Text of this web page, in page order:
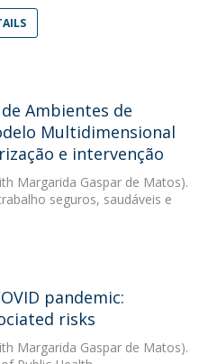
Ambientes de
Multidimensional
e intervenção
Margarida Gaspar de Matos).
seguros, saudáveis e
pandemic:
risks
Margarida Gaspar de Matos).